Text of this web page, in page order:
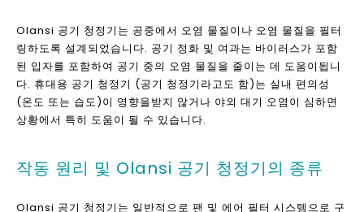
업체
공기 청정기, 수소 물 발생기 및 정수기
CE, CB, RoHS, SASO, CQC, CCC Approval & ISO
9001 : 2008 인증서
12 개월 보증